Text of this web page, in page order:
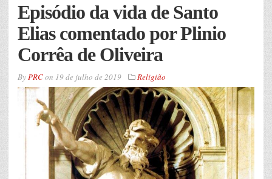
Episódio da vida de Santo
Elias comentado por Plinio
Corrêa de Oliveira
ByPRCon 19 de julho de 2019 Religião